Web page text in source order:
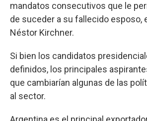
mandatos consecutivos que le
de suceder a su fallecido esposo,
Néstor Kirchner.
Si bien los candidatos
definidos, los principales
que cambiarían algunas de las
al sector.